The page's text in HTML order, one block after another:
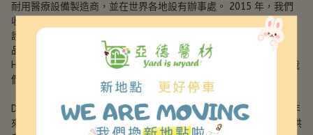
耐用醫療設備製造商，並在世界各地設有辦事處。 2015 年，我們
收購了 DeVilbiss Healthcare（該公司自 1888 年以來一直是呼吸
護理領域的創新者），業務擴展至提供全系列可靠的氧氣和呼吸產
品，產品銷往 100 多個國家。我們的名字 Drive DeVilbiss
Healthcare 既體現了我們充滿活力、積極進取的精神，也體現了我
們致力於改善生活的悠久傳統。
Drive DeVilbiss Healthcare 總部位於紐約州波特華盛頓，近幾十年
來已收購約 20 家公司，並發展成為醫療援助領域的全方位服務提供